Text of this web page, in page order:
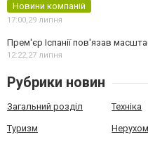
Новини компаній
17:00,29 липня
Прем'єр Іспанії пов'язав
12:22,27 липня
Рубрики новин
Загальний розділ Техніка
Туризм